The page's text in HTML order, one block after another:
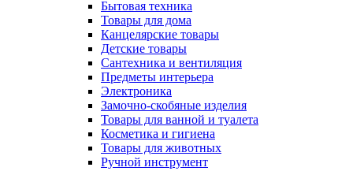
Бытовая техника
Товары для дома
Канцелярские товары
Детские товары
Сантехника и вентиляция
Предметы интерьера
Электроника
Замочно-скобяные изделия
Товары для ванной и туалета
Косметика и гигиена
Товары для животных
Ручной инструмент